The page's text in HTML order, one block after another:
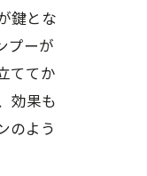
鍵とな
プーが
ててか
効果も
のよう